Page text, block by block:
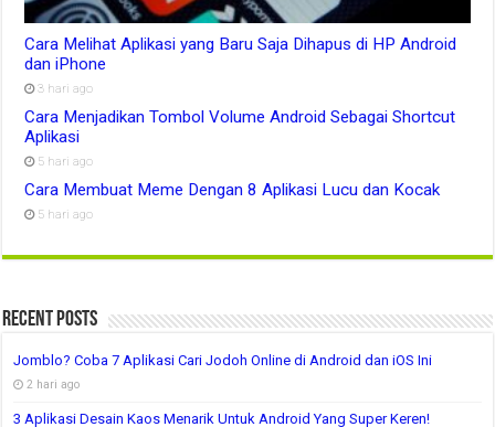
Cara Melihat Aplikasi yang Baru Saja Dihapus di HP Android
dan iPhone
3 hari ago
Cara Menjadikan Tombol Volume Android Sebagai Shortcut
Aplikasi
5 hari ago
Cara Membuat Meme Dengan 8 Aplikasi Lucu dan Kocak
5 hari ago
Recent Posts
Jomblo? Coba 7 Aplikasi Cari Jodoh Online di Android dan iOS Ini
2 hari ago
3 Aplikasi Desain Kaos Menarik Untuk Android Yang Super Keren!